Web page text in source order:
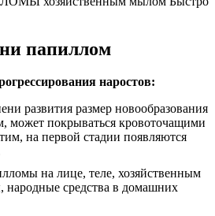
папиллом
наростов:
развития размер новообразования
может покрываться кровоточащими
на первой стадии появляются